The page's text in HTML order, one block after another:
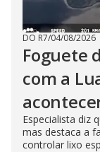
DO R7/04/08/2026
Foguete
com a
Especialista diz
mas destaca a
controlar lixo